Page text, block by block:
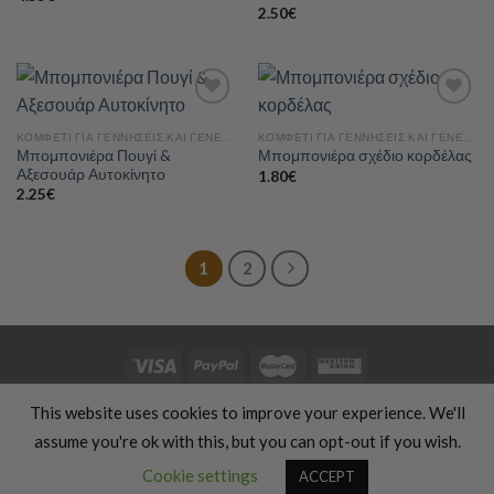
2.50€
Μπομπονιέρα Πουγί &
Αξεσουάρ Αυτοκίνητο
2.25€
Add to
Μπομπονιέρα σχέδιο κορδέλας
1.80€
1 2
HOME ΕΝΔΎΜΑΤΑ ΔΏΡΑ ΧΕΙΡΟΠΟΊΗΤΑ
ΚΑΛΛΥΝΤΙΚΆ
ΠΑΙΔΙΆ
ΠΡΟΣΦΟΡΈΣ
ΣΙΛΟΥΈΤΑ & ΑΘΛΗΤΙΣΜΌΣ
ΥΠΗΡΕΣΊΕΣ ΜΕΤΆΦΡΑΣΗΣ
ΦΑΓΗΤΌ & ΜΑΓΕΙΡΙΚΉ
ΤΑΞΊΔΙΑ & ΔΙΑΚΟΠΈΣ
ABOUT US BLOG
Copyright 2026 ©Luxury Fashion Gifts K
This website uses cookies to improve your experience. We'll
assume you're ok with this, but you can opt-out if you wish.
Cookie settings
ACCEPT